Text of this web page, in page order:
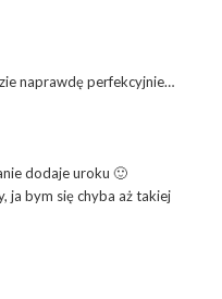
naprawdę perfekcyjnie…
dodaje uroku 🙂
ja bym się chyba aż takiej